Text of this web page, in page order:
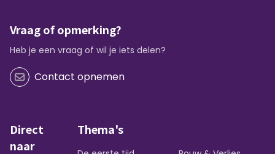
Vraag of opmerking?
Heb je een vraag of wil je iets delen?
Contact opnemen
Direct
naar
Thema's